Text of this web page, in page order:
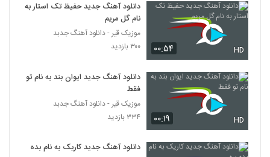
۰۰:۵۴ HD
دانلود آهنگ جدید حفیظ تک استار به
نام گل مریم
موزیک قیر - دانلود آهنگ جدبد
۳۰۰ بازدید
۰۰:۱۹ HD
دانلود آهنگ جدید ایوان بند به نام تو
فقط
موزیک قیر - دانلود آهنگ جدبد
۳۳۴ بازدید
دانلود آهنگ جدید کاریک به نام بده